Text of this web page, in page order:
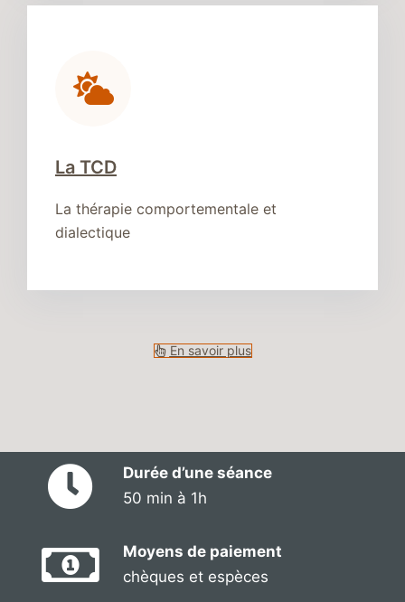
La TCD
La thérapie comportementale et
dialectique
En savoir plus
Durée d’une séance
50 min à 1h
Moyens de paiement
chèques et espèces